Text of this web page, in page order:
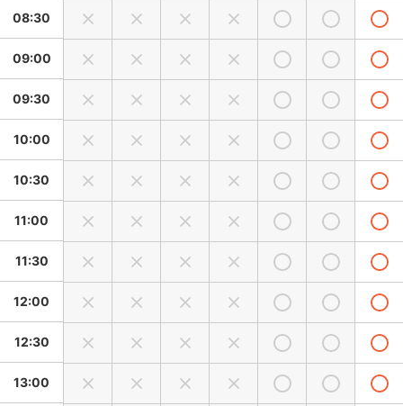
08:30
09:00
09:30
10:00
10:30
11:00
11:30
12:00
12:30
13:00